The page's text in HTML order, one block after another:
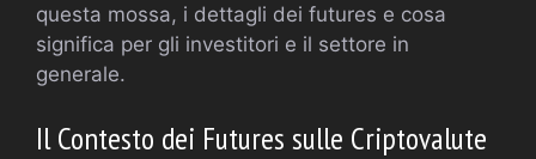
questa mossa, i dettagli dei futures e cosa
significa per gli investitori e il settore in
generale.
Il Contesto dei Futures sulle Criptovalute